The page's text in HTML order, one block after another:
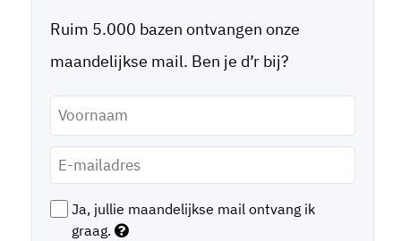
Ruim 5.000 bazen ontvangen onze
maandelijkse mail. Ben je d’r bij?
Voornaam *
mailadres *
Ja, jullie maandelijkse mail ontvang ik
graag.